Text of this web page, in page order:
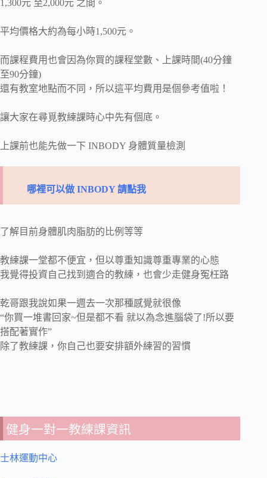
1,300元 至2,000元 之間。
平均價格大約為每小時1,500元。
而課程費用也會因為你買的課程堂數、上課時間(40分鐘
至90分鐘)
還有教室地點而不同，所以這平均費用是個參考值啦！
讓大家在尋覓教練課時心中先有個底。
上課前也能先做一下 INBODY 身體質量檢測
哪裡可以做 INBODY 請點我
了解目前身體肌肉脂肪的比例等等
教練課一堂都不便宜，但以尊重知識尊重專業的心態
我覺得投資自己找到適合的教練，也會少走健身冤枉路
乾哥跟我說如果一週去一次那種感覺就很像
“你買一堆書回家~但是都不看 就以為念進腦袋了!所以要
搭配著實作”
除了教練課，你自己也要安排額外練習的習慣
健身一對一教練課資訊
士林運動中心